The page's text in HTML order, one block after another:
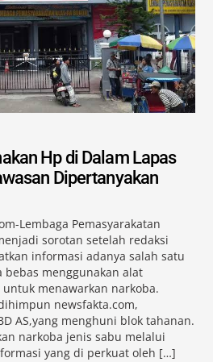
Hp di Dalam Lapas
Dipertanyakan
Lembaga Pemasyarakatan
sorotan setelah redaksi
informasi adanya salah satu
menggunakan alat
menawarkan narkoba.
newsfakta.com,
AS,yang menghuni blok tahanan.
narkoba jenis sabu melalui
yang di perkuat oleh […]